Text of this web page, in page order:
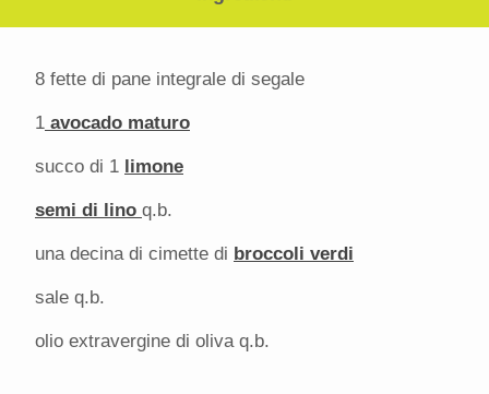
8 fette di pane integrale di segale
1 avocado maturo
succo di 1 limone
semi di lino q.b.
una decina di cimette di broccoli verdi
sale q.b.
olio extravergine di oliva q.b.